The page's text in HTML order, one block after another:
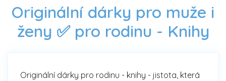
Originální dárky pro muže i
ženy ✅ pro rodinu - Knihy
Originální dárky pro rodinu - knihy - jistota, která